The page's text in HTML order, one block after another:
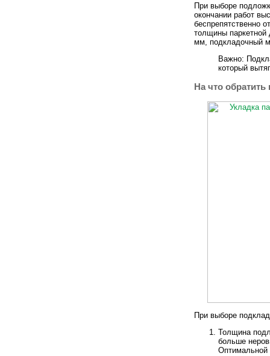
При выборе
окончании работ
беспрепятственно
толщины паркетной
мм, подкладочный
Важно:
который
На что
При выборе
Толщина
больше
Оптимальной